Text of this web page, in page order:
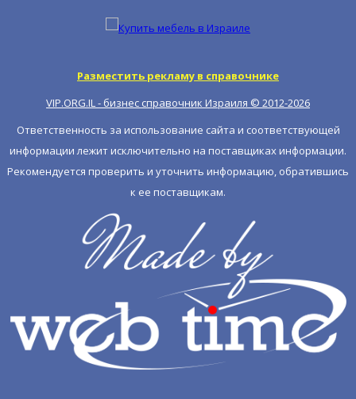
Разместить рекламу в справочнике
VIP.ORG.IL - бизнес справочник Израиля © 2012-2026
Ответственность за использование сайта и соответствующей
информации лежит исключительно на поставщиках информации.
Рекомендуется проверить и уточнить информацию, обратившись
к ее поставщикам.